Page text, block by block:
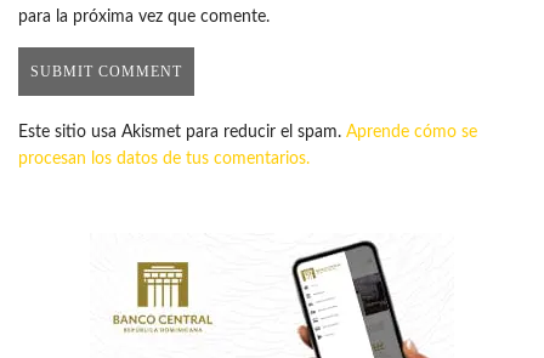
para la próxima vez que comente.
Este sitio usa Akismet para reducir el spam. Aprende cómo se
procesan los datos de tus comentarios.